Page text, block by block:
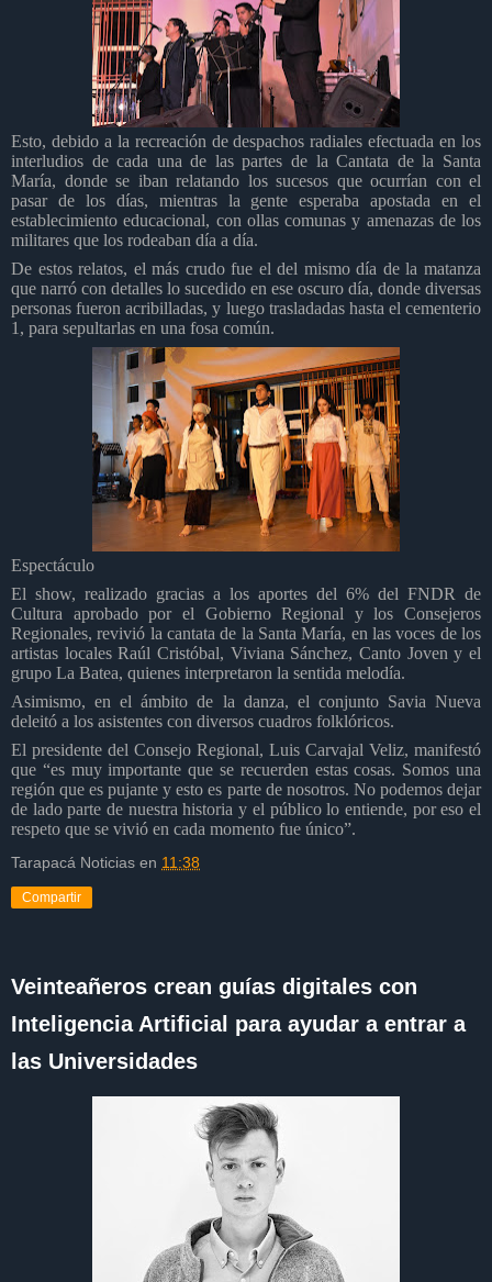
Esto, debido a la recreación de despachos radiales efectuada en los
interludios de cada una de las partes de la Cantata de la Santa
María, donde se iban relatando los sucesos que ocurrían con el
pasar de los días, mientras la gente esperaba apostada en el
establecimiento educacional, con ollas comunas y amenazas de los
militares que los rodeaban día a día.
De estos relatos, el más crudo fue el del mismo día de la matanza
que narró con detalles lo sucedido en ese oscuro día, donde diversas
personas fueron acribilladas, y luego trasladadas hasta el cementerio
1, para sepultarlas en una fosa común.
Espectáculo
El show, realizado gracias a los aportes del 6% del FNDR de
Cultura aprobado por el Gobierno Regional y los Consejeros
Regionales, revivió la cantata de la Santa María, en las voces de los
artistas locales Raúl Cristóbal, Viviana Sánchez, Canto Joven y el
grupo La Batea, quienes interpretaron la sentida melodía.
Asimismo, en el ámbito de la danza, el conjunto Savia Nueva
deleitó a los asistentes con diversos cuadros folklóricos.
El presidente del Consejo Regional, Luis Carvajal Veliz, manifestó
que “es muy importante que se recuerden estas cosas. Somos una
región que es pujante y esto es parte de nosotros. No podemos dejar
de lado parte de nuestra historia y el público lo entiende, por eso el
respeto que se vivió en cada momento fue único”.
Tarapacá Noticias en 11:38
Compartir
Veinteañeros crean guías digitales con
Inteligencia Artificial para ayudar a entrar a
las Universidades